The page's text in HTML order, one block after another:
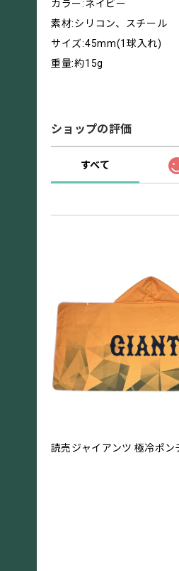
カラー:ネイビー
素材:シリコン、スチール
サイズ:45mm(1球入れ)
重量:約15g
ショップの評価
すべて
読売ジャイアンツ 極冷ポン